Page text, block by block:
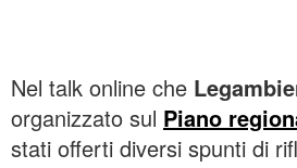
Nel talk online che
organizzato sul Piano
stati offerti diversi spunti di